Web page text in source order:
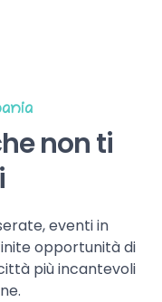
non ti
eventi in
opportunità di
più incantevoli